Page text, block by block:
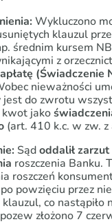
Wykluczono
klauzul
średnim kursem
z
(Świadczenie
nieważności
jest do zwrotu
kwot jako
(art. 410 k.c. w zw.
Sądoddalił zarzut
roszczenia Banku.
roszczeń
powzięciu przez
co nastąpiło
złożono 7